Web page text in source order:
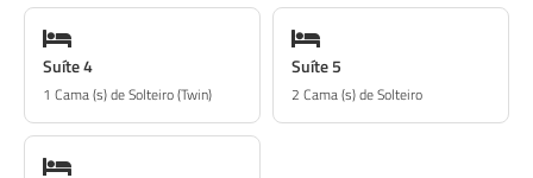
Suíte 4
1 Cama (s) de Solteiro (Twin)
Suíte 5
2 Cama (s) de Solteiro